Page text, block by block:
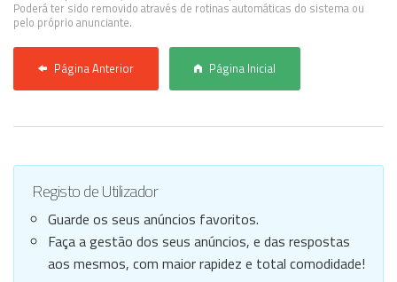
Poderá ter sido removido através de rotinas automáticas do sistema ou
pelo próprio anunciante.
Página Anterior Página Inicial
Registo de Utilizador
Guarde os seus anúncios favoritos.
Faça a gestão dos seus anúncios, e das respostas
aos mesmos, com maior rapidez e total comodidade!